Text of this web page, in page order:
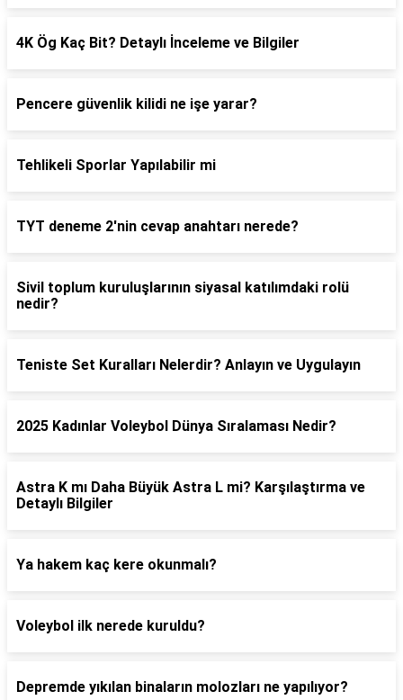
4K Ög Kaç Bit? Detaylı İnceleme ve Bilgiler
Pencere güvenlik kilidi ne işe yarar?
Tehlikeli Sporlar Yapılabilir mi
TYT deneme 2'nin cevap anahtarı nerede?
Sivil toplum kuruluşlarının siyasal katılımdaki rolü
nedir?
Teniste Set Kuralları Nelerdir? Anlayın ve Uygulayın
2025 Kadınlar Voleybol Dünya Sıralaması Nedir?
Astra K mı Daha Büyük Astra L mi? Karşılaştırma ve
Detaylı Bilgiler
Ya hakem kaç kere okunmalı?
Voleybol ilk nerede kuruldu?
Depremde yıkılan binaların molozları ne yapılıyor?